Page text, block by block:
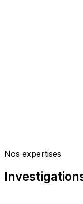
Nos expertises